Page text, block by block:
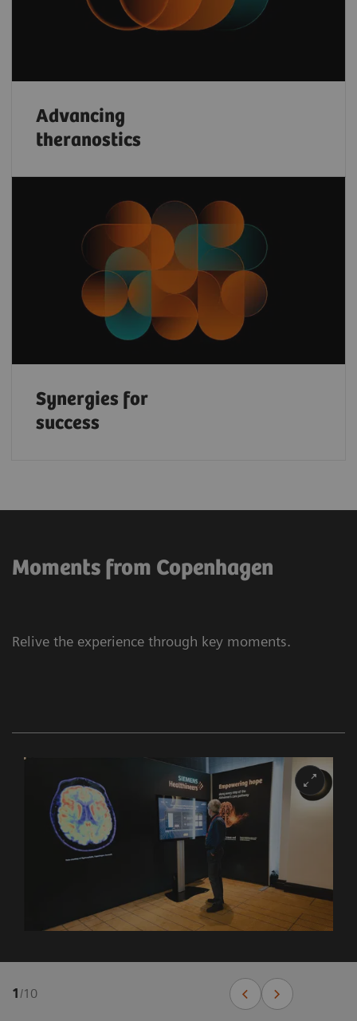
Advancing
theranostics
Synergies for
success
Moments from Copenhagen
Relive the experience through key moments.
1/10